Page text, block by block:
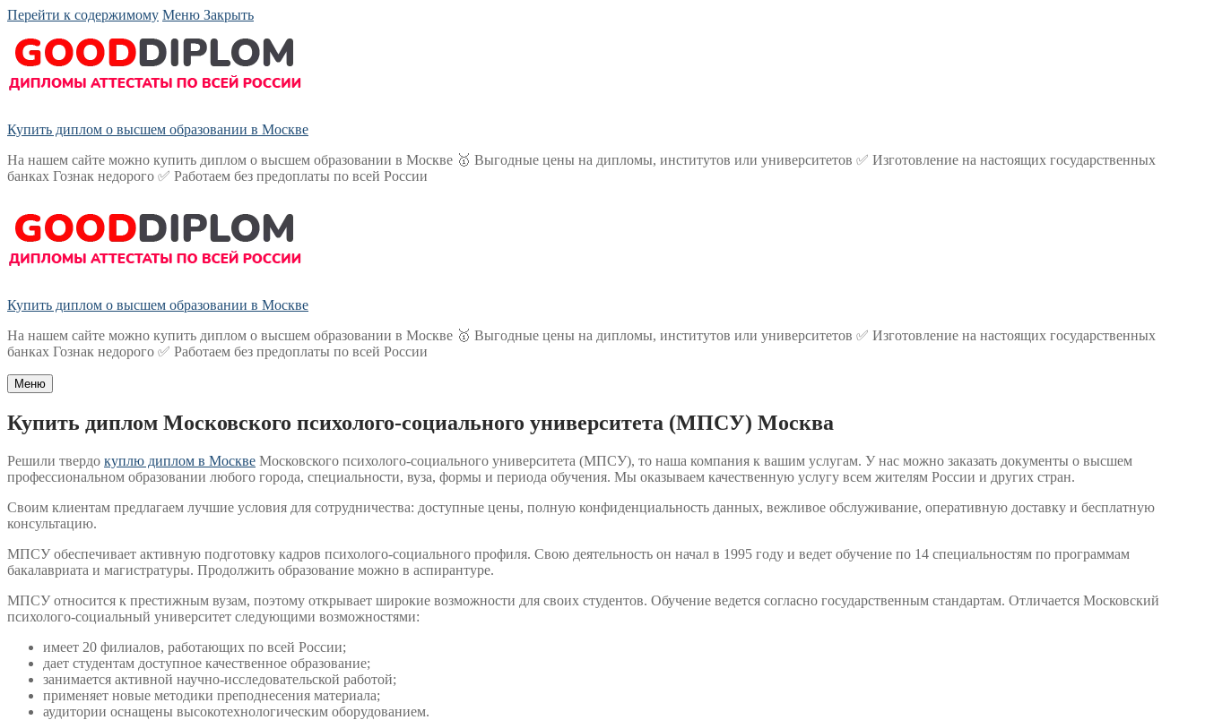
Перейти к содержимому Меню Закрыть
Купить диплом о высшем образовании в Москве
На нашем сайте можно купить диплом о высшем образовании в Москве 🥇 Выгодные цены на дипломы, институтов или университетов ✅ Изготовление на настоящих государственных
банках Гознак недорого ✅ Работаем без предоплаты по всей России
Купить диплом о высшем образовании в Москве
На нашем сайте можно купить диплом о высшем образовании в Москве 🥇 Выгодные цены на дипломы, институтов или университетов ✅ Изготовление на настоящих государственных
банках Гознак недорого ✅ Работаем без предоплаты по всей России
Меню
Купить диплом Московского психолого-социального университета (МПСУ) Москва
Решили твердо куплю диплом в Москве Московского психолого-социального университета (МПСУ), то наша компания к вашим услугам. У нас можно заказать документы о высшем
профессиональном образовании любого города, специальности, вуза, формы и периода обучения. Мы оказываем качественную услугу всем жителям России и других стран.
Своим клиентам предлагаем лучшие условия для сотрудничества: доступные цены, полную конфиденциальность данных, вежливое обслуживание, оперативную доставку и бесплатную
консультацию.
МПСУ обеспечивает активную подготовку кадров психолого-социального профиля. Свою деятельность он начал в 1995 году и ведет обучение по 14 специальностям по программам
бакалавриата и магистратуры. Продолжить образование можно в аспирантуре.
МПСУ относится к престижным вузам, поэтому открывает широкие возможности для своих студентов. Обучение ведется согласно государственным стандартам. Отличается Московский
психолого-социальный университет следующими возможностями:
имеет 20 филиалов, работающих по всей России;
дает студентам доступное качественное образование;
занимается активной научно-исследовательской работой;
применяет новые методики преподнесения материала;
аудитории оснащены высокотехнологическим оборудованием.